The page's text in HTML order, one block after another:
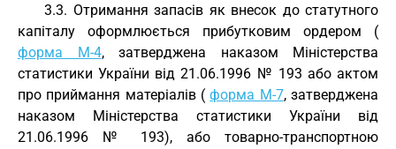
3.3. Отримання запасів як внесок до статутного
капіталу оформлюється прибутковим ордером (
форма М-4, затверджена наказом Міністерства
статистики України від 21.06.1996 № 193 або актом
про приймання матеріалів (форма М-7, затверджена
наказом Міністерства статистики України від
21.06.1996 № 193), або товарно-транспортною